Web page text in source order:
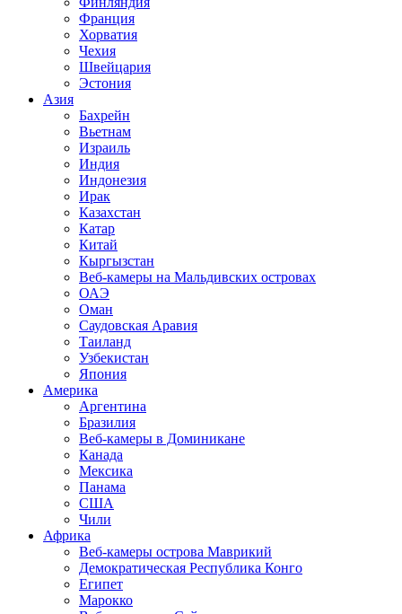
Франция
Хорватия
Чехия
Швейцария
Эстония
Азия
Бахрейн
Вьетнам
Израиль
Индия
Индонезия
Ирак
Казахстан
Катар
Китай
Кыргызстан
Веб-камеры на Мальдивских островах
ОАЭ
Оман
Саудовская Аравия
Таиланд
Узбекистан
Япония
Америка
Аргентина
Бразилия
Веб-камеры в Доминикане
Канада
Мексика
Панама
США
Чили
Африка
Веб-камеры острова Маврикий
Демократическая Республика Конго
Египет
Марокко